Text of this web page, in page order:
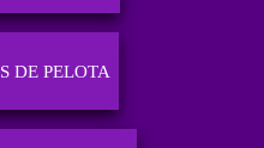
DE PELOTA